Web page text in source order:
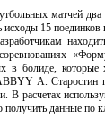
матчей
исходы 15
в болиде,
А. Старостин
расчетах
получить данные